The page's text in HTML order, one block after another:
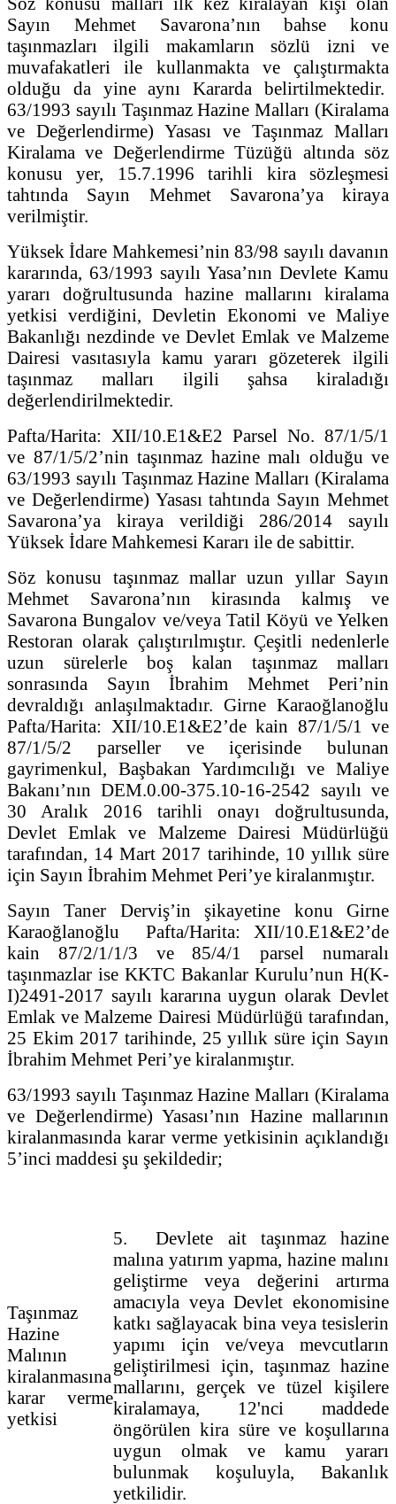
Sayın Mehmet Savarona’nın bahse konu
taşınmazları ilgili makamların sözlü izni ve
muvafakatleri ile kullanmakta ve çalıştırmakta
olduğu da yine aynı Kararda belirtilmektedir.
63/1993 sayılı Taşınmaz Hazine Malları (Kiralama
ve Değerlendirme) Yasası ve Taşınmaz Malları
Kiralama ve Değerlendirme Tüzüğü altında söz
konusu yer, 15.7.1996 tarihli kira sözleşmesi
tahtında Sayın Mehmet Savarona’ya kiraya
verilmiştir.
Yüksek İdare Mahkemesi’nin 83/98 sayılı davanın
kararında, 63/1993 sayılı Yasa’nın Devlete Kamu
yararı doğrultusunda hazine mallarını kiralama
yetkisi verdiğini, Devletin Ekonomi ve Maliye
Bakanlığı nezdinde ve Devlet Emlak ve Malzeme
Dairesi vasıtasıyla kamu yararı gözeterek ilgili
taşınmaz malları ilgili şahsa kiraladığı
değerlendirilmektedir.
Pafta/Harita: XII/10.E1&E2 Parsel No. 87/1/5/1
ve 87/1/5/2’nin taşınmaz hazine malı olduğu ve
63/1993 sayılı Taşınmaz Hazine Malları (Kiralama
ve Değerlendirme) Yasası tahtında Sayın Mehmet
Savarona’ya kiraya verildiği 286/2014 sayılı
Yüksek İdare Mahkemesi Kararı ile de sabittir.
Söz konusu taşınmaz mallar uzun yıllar Sayın
Mehmet Savarona’nın kirasında kalmış ve
Savarona Bungalov ve/veya Tatil Köyü ve Yelken
Restoran olarak çalıştırılmıştır. Çeşitli nedenlerle
uzun sürelerle boş kalan taşınmaz malları
sonrasında Sayın İbrahim Mehmet Peri’nin
devraldığı anlaşılmaktadır. Girne Karaoğlanoğlu
Pafta/Harita: XII/10.E1&E2’de kain 87/1/5/1 ve
87/1/5/2 parseller ve içerisinde bulunan
gayrimenkul, Başbakan Yardımcılığı ve Maliye
Bakanı’nın DEM.0.00-375.10-16-2542 sayılı ve
30 Aralık 2016 tarihli onayı doğrultusunda,
Devlet Emlak ve Malzeme Dairesi Müdürlüğü
tarafından, 14 Mart 2017 tarihinde, 10 yıllık süre
için Sayın İbrahim Mehmet Peri’ye kiralanmıştır.
Sayın Taner Derviş’in şikayetine konu Girne
Karaoğlanoğlu Pafta/Harita: XII/10.E1&E2’de
kain 87/2/1/1/3 ve 85/4/1 parsel numaralı
taşınmazlar ise KKTC Bakanlar Kurulu’nun H(K-
I)2491-2017 sayılı kararına uygun olarak Devlet
Emlak ve Malzeme Dairesi Müdürlüğü tarafından,
25 Ekim 2017 tarihinde, 25 yıllık süre için Sayın
İbrahim Mehmet Peri’ye kiralanmıştır.
63/1993 sayılı Taşınmaz Hazine Malları (Kiralama
ve Değerlendirme) Yasası’nın Hazine mallarının
kiralanmasında karar verme yetkisinin açıklandığı
5’inci maddesi şu şekildedir;
Taşınmaz
Hazine
Malının
kiralanmasına
karar verme
yetkisi
5. Devlete ait taşınmaz hazine
malına yatırım yapma, hazine malını
geliştirme veya değerini artırma
amacıyla veya Devlet ekonomisine
katkı sağlayacak bina veya tesislerin
yapımı için ve/veya mevcutların
geliştirilmesi için, taşınmaz hazine
mallarını, gerçek ve tüzel kişilere
kiralamaya, 12'nci maddede
öngörülen kira süre ve koşullarına
uygun olmak ve kamu yararı
bulunmak koşuluyla, Bakanlık
yetkilidir.